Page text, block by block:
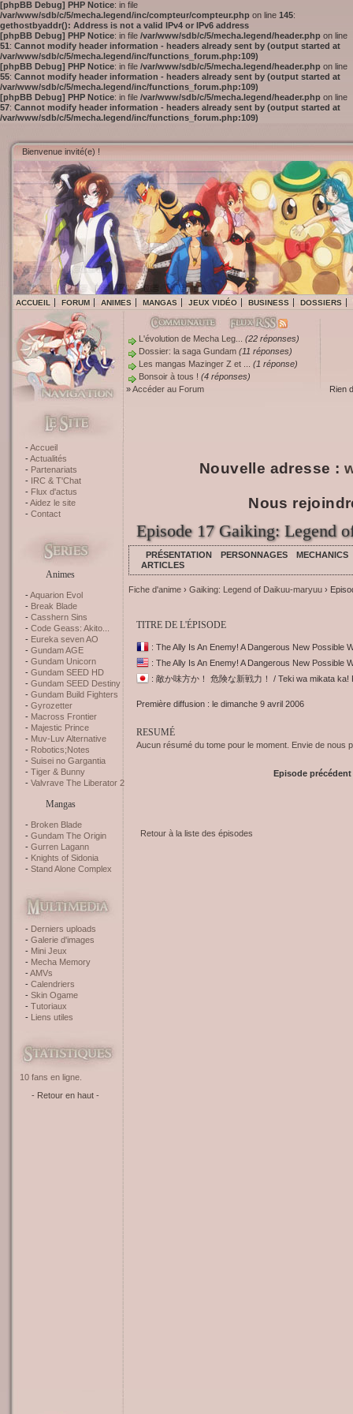
[phpBB Debug] PHP Notice: in file
/var/www/sdb/c/5/mecha.legend/inc/compteur/compteur.php on line 145:
gethostbyaddr(): Address is not a valid IPv4 or IPv6 address
[phpBB Debug] PHP Notice: in file /var/www/sdb/c/5/mecha.legend/header.php on line
51: Cannot modify header information - headers already sent by (output started at
/var/www/sdb/c/5/mecha.legend/inc/functions_forum.php:109)
[phpBB Debug] PHP Notice: in file /var/www/sdb/c/5/mecha.legend/header.php on line
55: Cannot modify header information - headers already sent by (output started at
/var/www/sdb/c/5/mecha.legend/inc/functions_forum.php:109)
[phpBB Debug] PHP Notice: in file /var/www/sdb/c/5/mecha.legend/header.php on line
57: Cannot modify header information - headers already sent by (output started at
/var/www/sdb/c/5/mecha.legend/inc/functions_forum.php:109)
Bienvenue invité(e) !
ACCUEIL FORUM ANIMES MANGAS JEUX VIDÉO BUSINESS DOSSIERS
L'évolution de Mecha Leg...
(22 réponses)
Dossier: la saga Gundam (11 réponses)
Les mangas Mazinger Z et ...
(1 réponse)
Bonsoir à tous ! (4 réponses)
»Accéder au Forum Rien
Accueil
Actualités
Partenariats
IRC & T'Chat
Flux d'actus
Aidez le site
Contact
Animes
Aquarion Evol
Break Blade
Casshern Sins
Code Geass: Akito...
Eureka seven AO
Gundam AGE
Gundam Unicorn
Gundam SEED HD
Gundam SEED Destiny
Gundam Build Fighters
Gyrozetter
Macross Frontier
Majestic Prince
Muv-Luv Alternative
Robotics;Notes
Suisei no Gargantia
Tiger & Bunny
Valvrave The Liberator 2
Mangas
Broken Blade
Gundam The Origin
Gurren Lagann
Knights of Sidonia
Stand Alone Complex
Derniers uploads
Galerie d'images
Mini Jeux
Mecha Memory
AMVs
Calendriers
Skin Ogame
Tutoriaux
Liens utiles
10 fans en ligne.
- Retour en haut -
Nouvelle adresse :
Nous
Episode 17 Gaiking: Legend
PRÉSENTATION PERSONNAGES
MECHANICS
ARTICLES
Fiche d'anime › Gaiking: Legend of Daikuu-maryuu ›
TITRE DE L'ÉPISODE
: The Ally Is An Enemy! A Dangerous New Possible
: The Ally Is An Enemy! A Dangerous New Possible
: 敵か味方か！ 危険な新戦力！ / Teki wa mikata
Première diffusion : le dimanche 9 avril 2006
RESUMÉ
Aucun résumé du tome pour le moment. Envie de nous
Episode précédent
Retour à la liste des épisodes